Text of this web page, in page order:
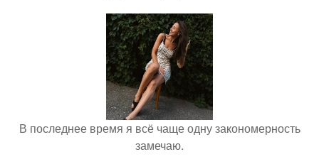
В последнее время я всё чаще одну закономерность
замечаю.